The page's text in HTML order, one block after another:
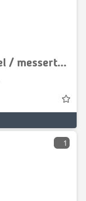
Claas Jaguar 800 messentrommel / messertrommel
1